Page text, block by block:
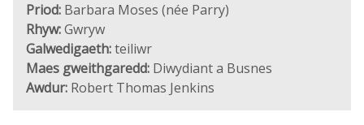
Priod: Barbara Moses (née Parry)
Rhyw:Gwryw
Galwedigaeth:teiliwr
Maes gweithgaredd: Diwydiant a Busnes
Awdur: Robert Thomas Jenkins